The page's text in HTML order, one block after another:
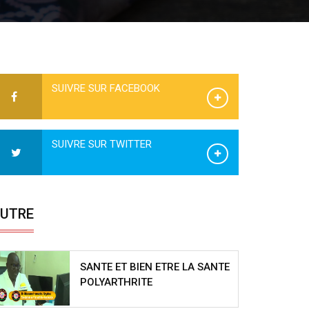
SUIVRE SUR FACEBOOK
SUIVRE SUR TWITTER
SANTE ET BIEN ETRE LA SANTE
POLYARTHRITE